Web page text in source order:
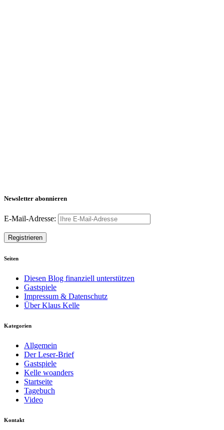
Newsletter abonnieren
E-Mail-Adresse:
Seiten
Diesen Blog finanziell unterstützen
Gastspiele
Impressum & Datenschutz
Über Klaus Kelle
Kategorien
Allgemein
Der Leser-Brief
Gastspiele
Kelle woanders
Startseite
Tagebuch
Video
Kontakt